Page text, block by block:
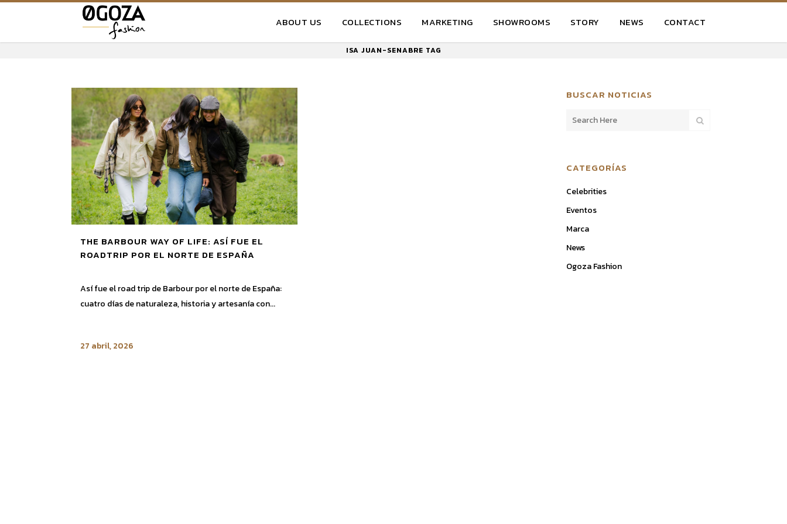
ABOUT US COLLECTIONS MARKETING SHOWROOMS STORY NEWS CONTACT
ISA JUAN-SENABRE TAG
THE BARBOUR WAY OF LIFE: ASÍ FUE EL
ROADTRIP POR EL NORTE DE ESPAÑA
Así fue el road trip de Barbour por el norte de España:
cuatro días de naturaleza, historia y artesanía con...
27 abril, 2026
BUSCAR NOTICIAS
CATEGORÍAS
Celebrities
Eventos
Marca
News
Ogoza Fashion